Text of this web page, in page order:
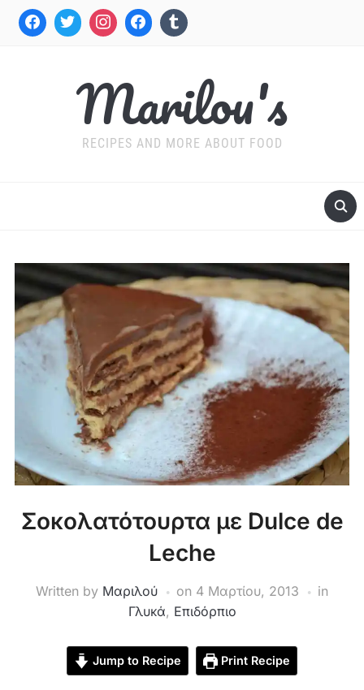
Marilou's
RECIPES AND MORE ABOUT FOOD
Σοκολατότουρτα με Dulce de
Leche
Written by Μαριλού on 4 Μαρτίου, 2013
in
Γλυκά, Επιδόρπιο
Jump to Recipe Print Recipe